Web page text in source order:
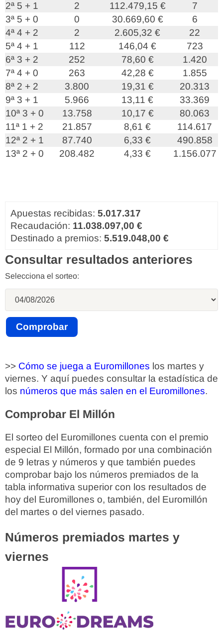
2ª 5 + 1
2 112.479,15 €
7
3ª 5 + 0
0 30.669,60 €
6
4ª 4 + 2
2 2.605,32 €
22
5ª 4 + 1
112 146,04 €
723
6ª 3 + 2
252 78,60 €
1.420
7ª 4 + 0
263 42,28 €
1.855
8ª 2 + 2
3.800 19,31 €
20.313
9ª 3 + 1
5.966 13,11 €
33.369
10ª 3 + 0
13.758 10,17 €
80.063
11ª 1 + 2
21.857 8,61 €
114.617
12ª 2 + 1
87.740 6,33 €
490.858
13ª 2 + 0
208.482 4,33 € 1.156.077
Apuestas recibidas: 5.017.317
Recaudación: 11.038.097,00 €
Destinado a premios: 5.519.048,00 €
Consultar resultados anteriores
Selecciona el sorteo:
>> Cómo se juega a Euromillones los martes y
viernes. Y aquí puedes consultar la estadística de
los números que más salen en el Euromillones.
Comprobar El Millón
El sorteo del Euromillones cuenta con el premio
especial El Millón, formado por una combinación
de 9 letras y números y que también puedes
comprobar bajo los números premiados de la
tabla informativa superior con los resultados de
hoy del Euromillones o, también, del Euromillón
del martes o del viernes pasado.
Números premiados martes y
viernes